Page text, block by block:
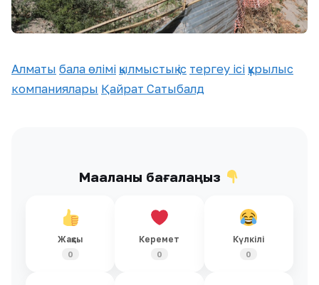
Алматы бала өлімі қылмыстық іс тергеу ісі құрылыс
компаниялары Қайрат Сатыбалд
Мақаланы бағалаңыз
Жақсы
0
Керемет
0
Күлкілі
0